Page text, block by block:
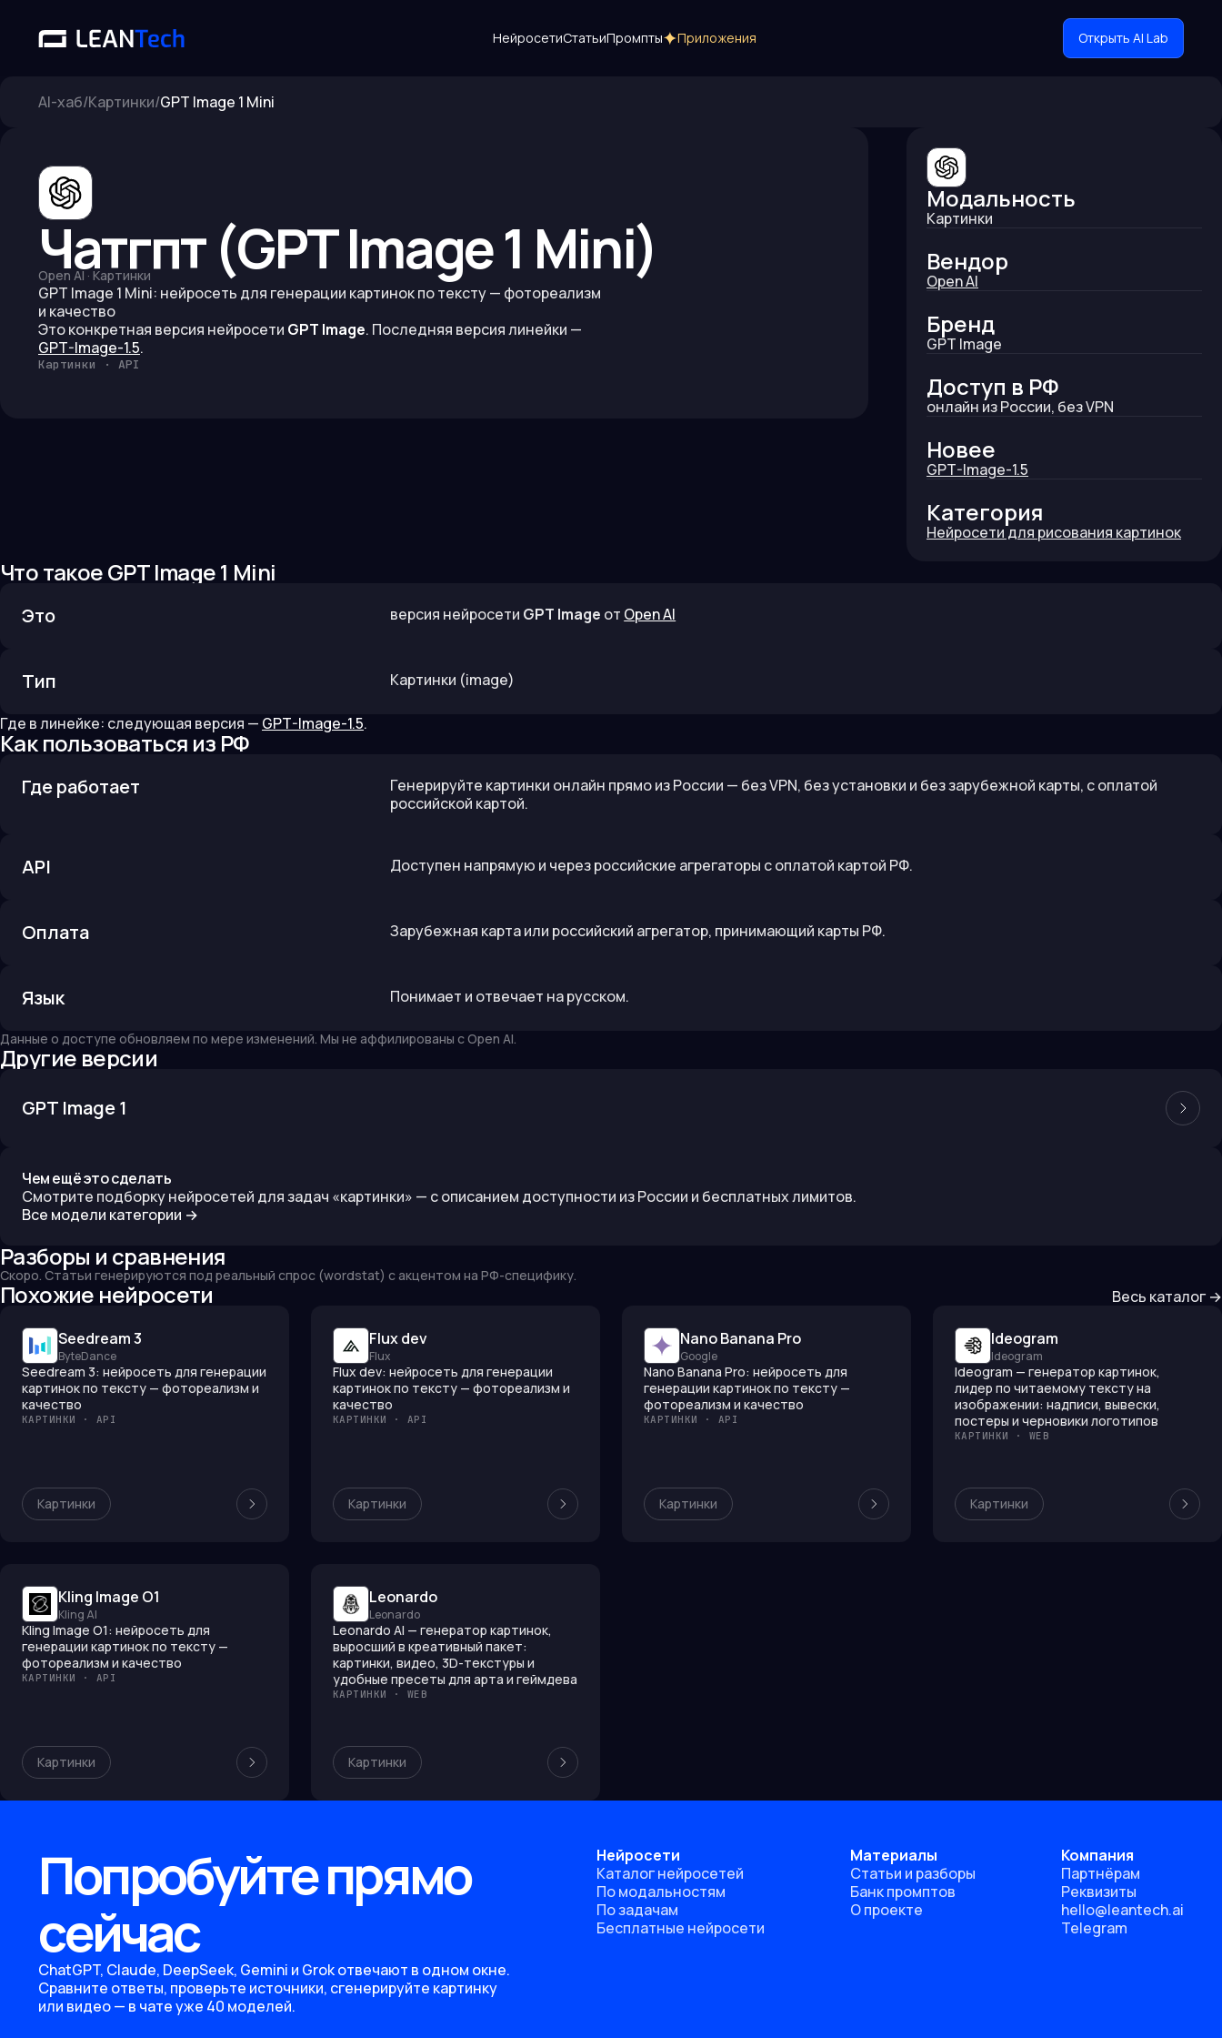
НейросетиСтатьиПромпты Приложения Открыть AI Lab
AI-хаб/Картинки/GPT Image 1 Mini
Чатгпт (GPT Image 1 Mini)
Open AI· Картинки
GPT Image 1 Mini: нейросеть для генерации картинок по тексту — фотореализм
и качество
Это конкретная версия нейросети GPT Image. Последняя версия линейки —
GPT-Image-1.5.
Картинки · API
Модальность
Картинки
Вендор
Open AI
Бренд
GPT Image
Доступ в РФ
онлайн из России, без VPN
Новее
GPT-Image-1.5
Категория
Нейросети для рисования картинок
Что такоеGPT Image 1 Mini
Это версия нейросети GPT Image от Open AI
Тип Картинки (image)
Где в линейке: следующая версия — GPT-Image-1.5.
Как пользоваться из РФ
Где работает
Генерируйте картинки онлайн прямо из России — без VPN, без установки и без зарубежной карты, с оплатой
российской картой.
API Доступен напрямую и через российские агрегаторы с оплатой картой РФ.
Оплата Зарубежная карта или российский агрегатор, принимающий карты РФ.
Язык Понимает и отвечает на русском.
Данные о доступе обновляем по мере изменений. Мы не аффилированы с Open AI.
Другие версии
GPT Image 1
Чем ещё это сделать
Смотрите подборку нейросетей для задач «картинки» — с описанием доступности из России и бесплатных лимитов.
Все модели категории →
Разборы и сравнения
Скоро. Статьи генерируются под реальный спрос (wordstat) с акцентом на РФ-специфику.
Похожие нейросети Весь каталог →
Seedream 3
ByteDance
Seedream 3: нейросеть для генерации
картинок по тексту — фотореализм и
качество
КАРТИНКИ · API
Картинки
Flux dev
Flux
Flux dev: нейросеть для генерации
картинок по тексту — фотореализм и
качество
КАРТИНКИ · API
Картинки
Nano Banana Pro
Google
Nano Banana Pro: нейросеть для
генерации картинок по тексту —
фотореализм и качество
КАРТИНКИ · API
Картинки
Ideogram
Ideogram
Ideogram — генератор картинок,
лидер по читаемому тексту на
изображении: надписи, вывески,
постеры и черновики логотипов
КАРТИНКИ · WEB
Картинки
Kling Image O1
Kling AI
Kling Image O1: нейросеть для
генерации картинок по тексту —
фотореализм и качество
КАРТИНКИ · API
Картинки
Leonardo
Leonardo
Leonardo AI — генератор картинок,
выросший в креативный пакет:
картинки, видео, 3D-текстуры и
удобные пресеты для арта и геймдева
КАРТИНКИ · WEB
Картинки
Попробуйте прямо
сейчас
ChatGPT, Claude, DeepSeek, Gemini и Grok отвечают в одном окне.
Сравните ответы, проверьте источники, сгенерируйте картинку
или видео — в чате уже 40 моделей.
Нейросети
Каталог нейросетей
По модальностям
По задачам
Бесплатные нейросети
Материалы
Статьи и разборы
Банк промптов
О проекте
Компания
Партнёрам
Реквизиты
hello@leantech.ai
Telegram